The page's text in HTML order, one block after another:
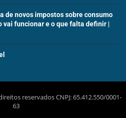
de novos impostos sobre consumo
vai funcionar e o que falta definir |
reservados CNPJ: 65.412.550/0001-
63